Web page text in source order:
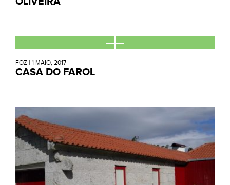
FOZ | 1 MAIO, 2017
CASA DO FAROL